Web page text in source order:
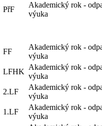
PřF
Akademický rok -
výuka
FF
Akademický rok -
výuka
LFHK
Akademický rok -
výuka
2.LF
Akademický rok -
výuka
1.LF
Akademický rok -
výuka